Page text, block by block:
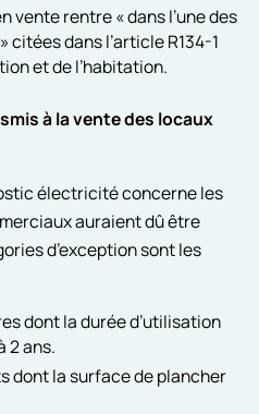
vente rentre « dans l’une des
citées dans l’article R134-1
et de l’habitation.
à la vente des locaux
électricité concerne les
auraient dû être
d’exception sont les
dont la durée d’utilisation
2 ans.
dont la surface de plancher